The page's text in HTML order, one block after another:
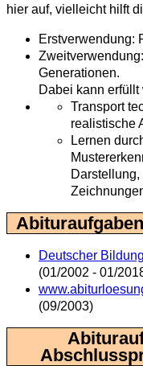
hier auf, vielleicht hilft
Erstverwendung:
Generationen.
Dabei kann erfüllt
Transport
realistische
Lernen
Deutscher
(01/2002 - 01/
(09/2003)